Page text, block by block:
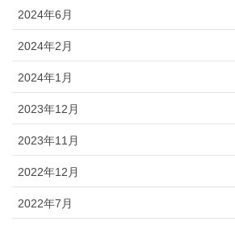
2024年6月
2024年2月
2024年1月
2023年12月
2023年11月
2022年12月
2022年7月